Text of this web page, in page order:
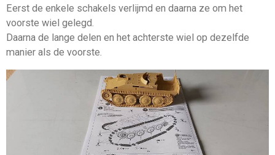
Eerst de enkele schakels verlijmd en daarna ze om het
voorste wiel gelegd.
Daarna de lange delen en het achterste wiel op dezelfde
manier als de voorste.